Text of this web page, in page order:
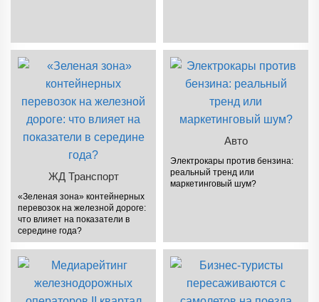
ЖД Транспорт
«Зеленая зона» контейнерных
перевозок на железной дороге:
что влияет на показатели в
середине года?
Авто
Электрокары против бензина:
реальный тренд или
маркетинговый шум?